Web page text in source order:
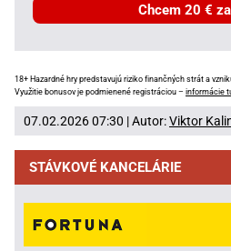
Chcem 20 €
18+ Hazardné hry predstavujú riziko finančných strát a
Využitie bonusov je podmienené registráciou – informácie
07.02.2026 07:30 | Autor:Viktor
STÁVKOVÉ KANCELÁRIE